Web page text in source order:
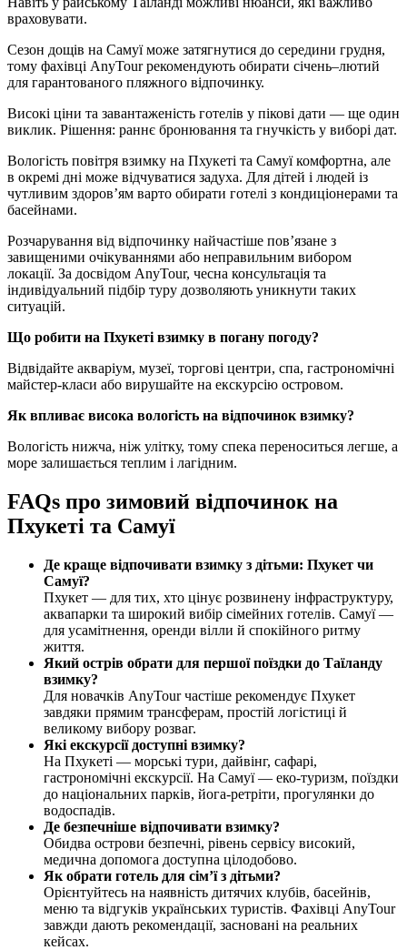
враховувати.
Сезон дощів на Самуї може затягнутися до середини грудня,
тому фахівці AnyTour рекомендують обирати січень–лютий
для гарантованого пляжного відпочинку.
Високі ціни та завантаженість готелів у пікові дати — ще один
виклик. Рішення: раннє бронювання та гнучкість у виборі дат.
Вологість повітря взимку на Пхукеті та Самуї комфортна, але
в окремі дні може відчуватися задуха. Для дітей і людей із
чутливим здоров’ям варто обирати готелі з кондиціонерами та
басейнами.
Розчарування від відпочинку найчастіше пов’язане з
завищеними очікуваннями або неправильним вибором
локації. За досвідом AnyTour, чесна консультація та
індивідуальний підбір туру дозволяють уникнути таких
ситуацій.
Що робити на Пхукеті взимку в погану погоду?
Відвідайте акваріум, музеї, торгові центри, спа, гастрономічні
майстер-класи або вирушайте на екскурсію островом.
Як впливає висока вологість на відпочинок взимку?
Вологість нижча, ніж улітку, тому спека переноситься легше, а
море залишається теплим і лагідним.
FAQs про зимовий відпочинок на
Пхукеті та Самуї
Де краще відпочивати взимку з дітьми: Пхукет чи
Самуї?
Пхукет — для тих, хто цінує розвинену інфраструктуру,
аквапарки та широкий вибір сімейних готелів. Самуї —
для усамітнення, оренди вілли й спокійного ритму
життя.
Який острів обрати для першої поїздки до Таїланду
взимку?
Для новачків AnyTour частіше рекомендує Пхукет
завдяки прямим трансферам, простій логістиці й
великому вибору розваг.
Які екскурсії доступні взимку?
На Пхукеті — морські тури, дайвінг, сафарі,
гастрономічні екскурсії. На Самуї — еко-туризм, поїздки
до національних парків, йога-ретріти, прогулянки до
водоспадів.
Де безпечніше відпочивати взимку?
Обидва острови безпечні, рівень сервісу високий,
медична допомога доступна цілодобово.
Як обрати готель для сім’ї з дітьми?
Орієнтуйтесь на наявність дитячих клубів, басейнів,
меню та відгуків українських туристів. Фахівці AnyTour
завжди дають рекомендації, засновані на реальних
кейсах.